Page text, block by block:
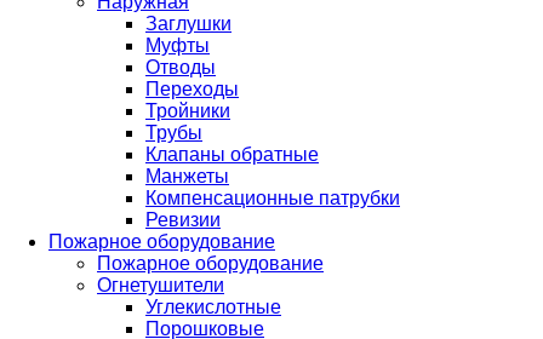
Заглушки
Муфты
Отводы
Переходы
Тройники
Трубы
Клапаны обратные
Манжеты
Компенсационные патрубки
Ревизии
Пожарное оборудование
Пожарное оборудование
Огнетушители
Углекислотные
Порошковые